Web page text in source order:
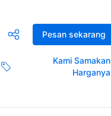
Pesan sekarang
Kami Samakan
Harganya